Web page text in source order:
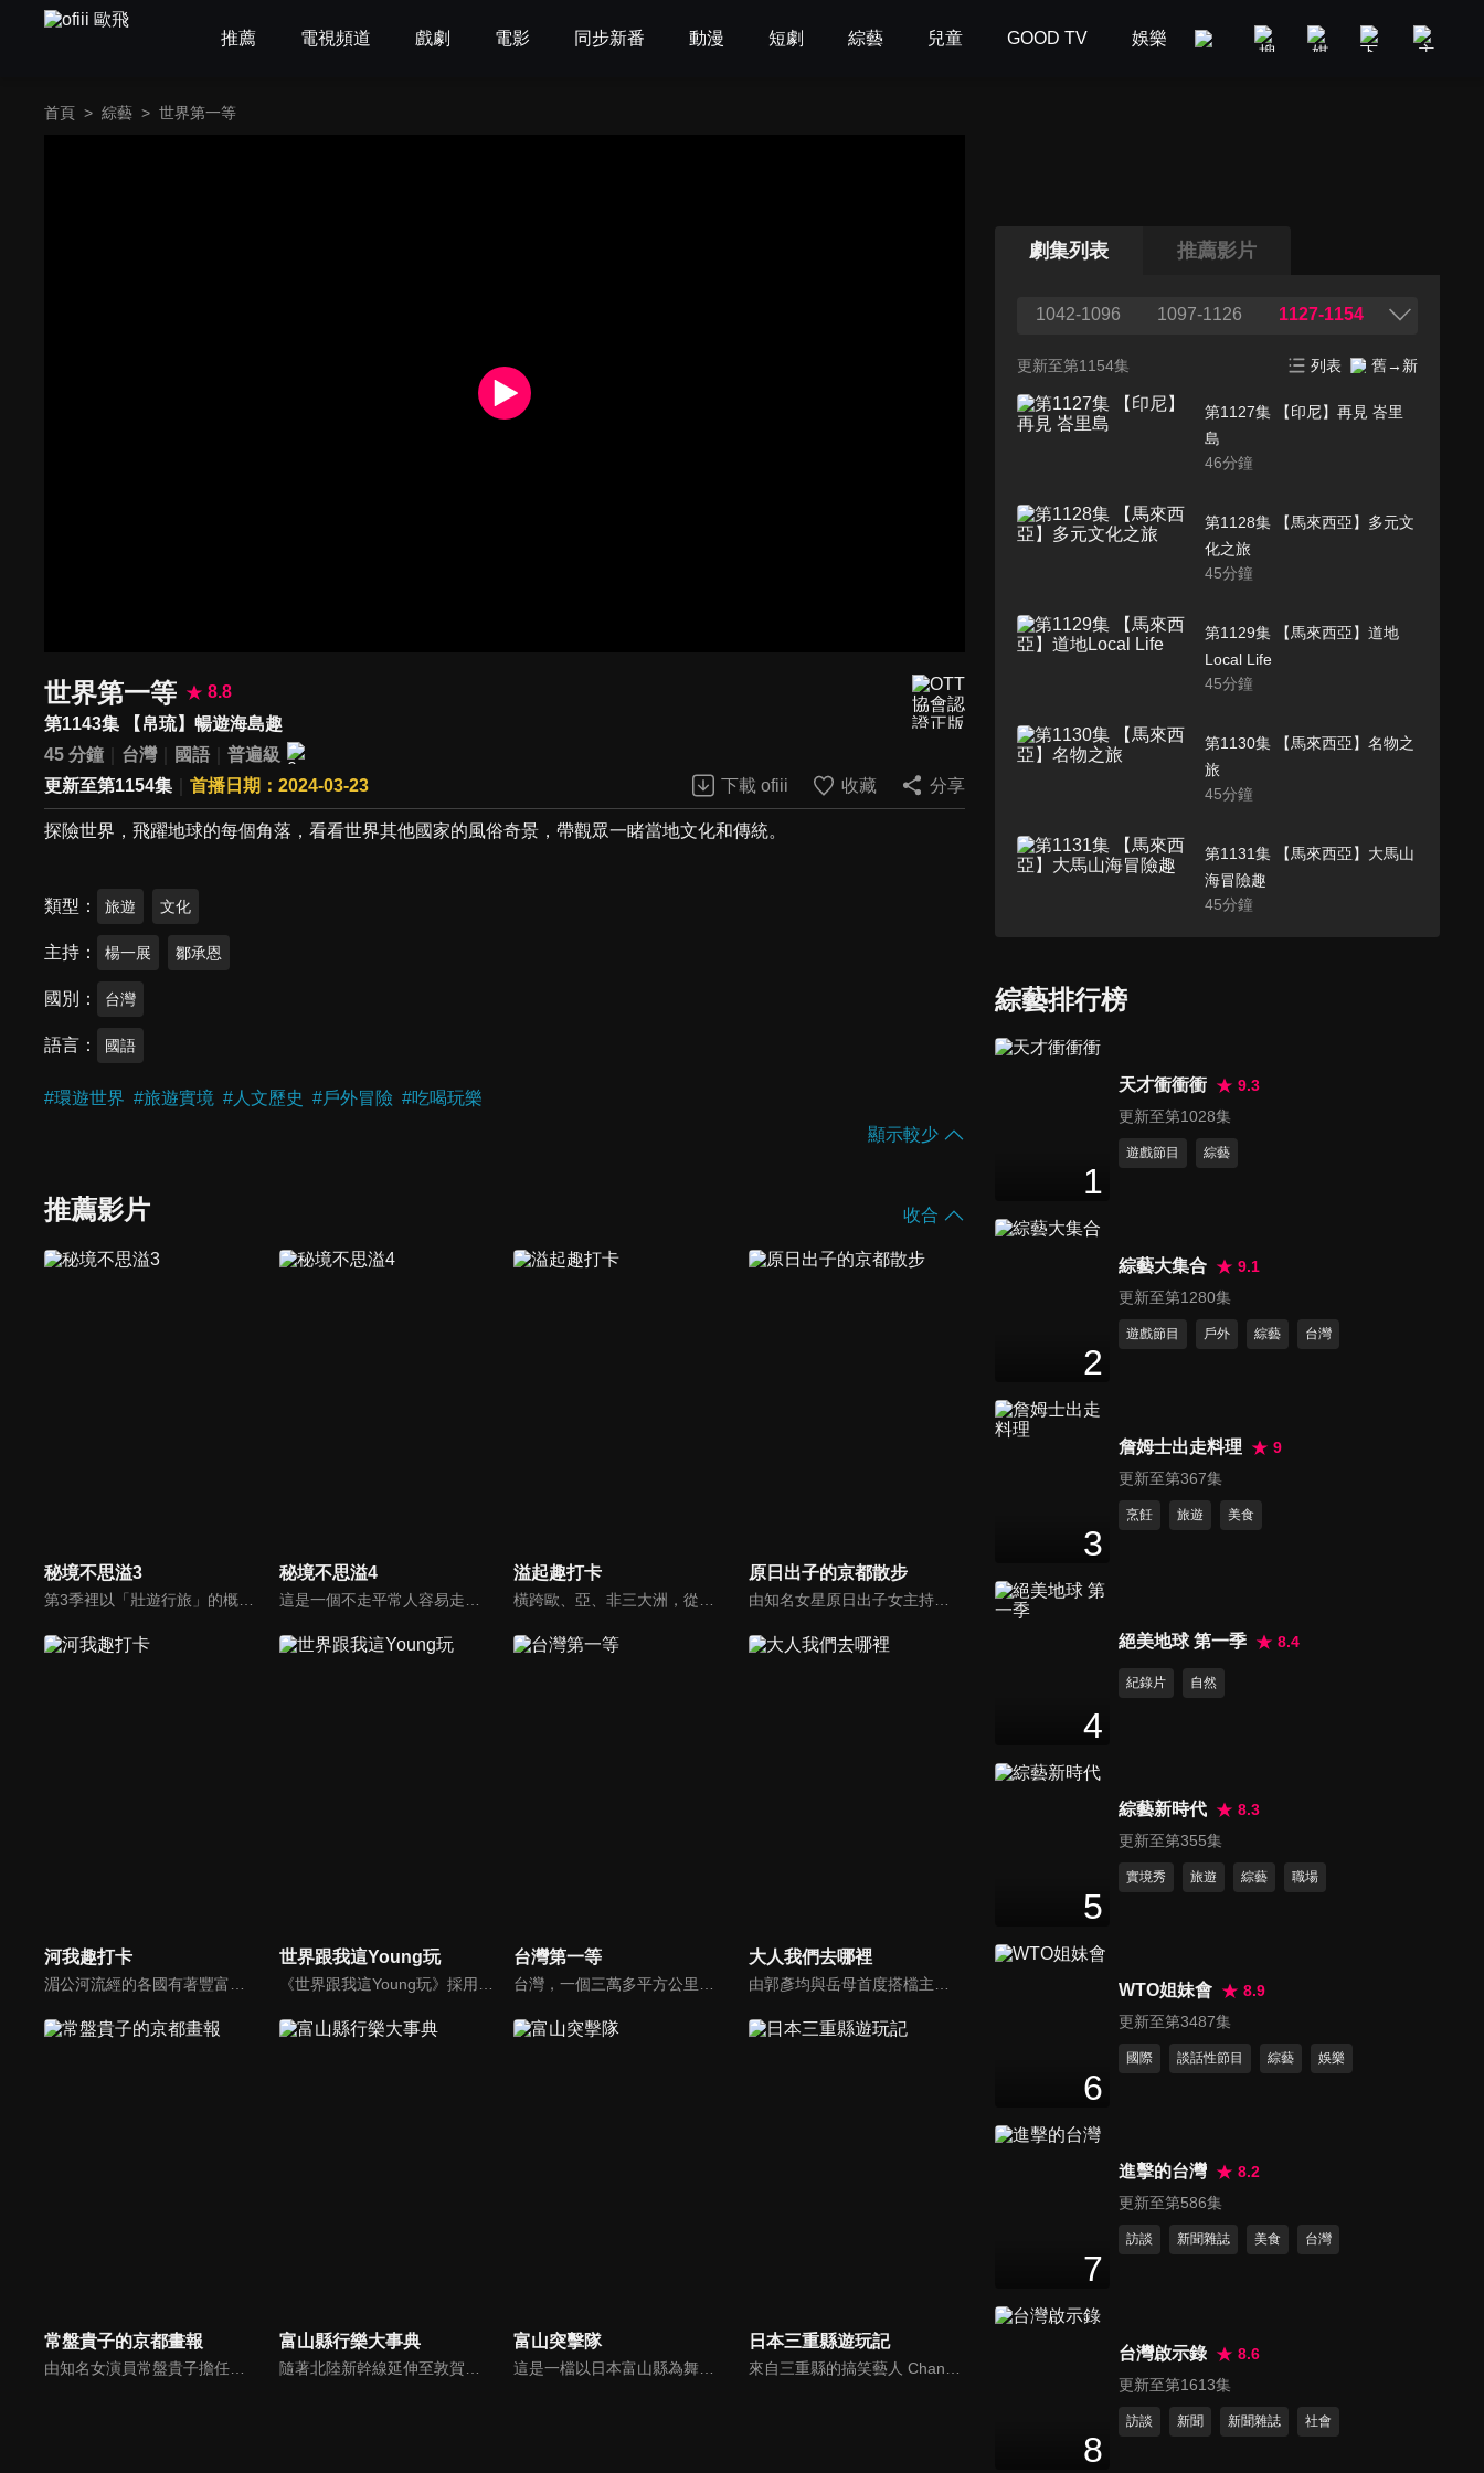
推薦 電視頻道 戲劇 電影 同步新番 動漫 短劇 綜藝 兒童 GOOD TV 娛樂 美食旅遊 新聞政論
首頁 > 綜藝 > 世界第一等
世界第一等
8.8
第1143集 【帛琉】暢遊海島趣
45 分鐘
台灣 國語
普遍級
更新至第1154集
首播日期：2024-03-23 下載 ofiii 收藏 分享
探險世界，飛躍地球的每個角落，看看世界其他國家的風俗奇景，帶觀眾一睹當地文化和傳統。
類型 旅遊 文化
主持 楊一展 鄒承恩
國別 台灣
語言 國語
#環遊世界 #旅遊實境 #人文歷史 #戶外冒險 #吃喝玩樂
顯示較少
推薦影片 收合
秘境不思溢3 秘境不思溢4 溢起趣打卡 原日出子的京都散步
由知名女星原日出子女主持在京都巷弄間的旅行，在京都，街道呈整齊的棋盤格狀，每條街都有獨特的名稱。在節目的每一集，身為演員的原日出子會挑選一條街道造訪，帶領觀眾展開一段發現之旅。節目中展現了她對街道上所遇見事物的獨特觀察與趣味視角。
河我趣打卡 世界跟我這Young玩 台灣第一等 大人我們去哪裡
常盤貴子的京都畫報
由知名女演員常盤貴子擔任主持人，介紹自己在京都喜愛的地方、事物與人物。節目邀請京都研究者、傳統文化與工藝的傳承人、各種料理的名廚，作為日本古都，京都孕育了日本多種基礎文化，如待客之道、傳統美食與各種傳統工藝。本節目不僅展現至今仍在延續的傳統文化，也關注在京都誕生的新潮流。
富山縣行樂大事典
隨著北陸新幹線延伸至敦賀，北陸地區備受矚目，加上《紐約時報》的報導進一步提升了人們對富山的興趣，本節目將深入探索富山縣的魅力。我們將邀請知名 YouTube 頻道「富山的遊樂場！TV」的當地主播——金子奈央、津田奈由子與貞有里沙——一起介紹富山的精彩。此外，還會介紹鄰近縣市的觀光景點。
富山突擊隊
這是一檔以日本富山縣為舞台的外景旅遊節目，由搞笑二人組「なすなかにし（Nasu Nakanishi）」擔任主持。節目透過實地拍攝與當地居民互動，帶來歡笑與感動，同時深入挖掘並重新發現富山的地方魅力。
日本三重縣遊玩記
來自三重縣的搞笑藝人 Chan Kawai 卡哇伊章與助理池山智瑛一起走遍日本。節目中充滿各種有趣的資訊，例如觀光景點與美味料理，都能讓你心動。或許你也能在這裡找到屬於日本的獨特小秘訣？
劇集列表 推薦影片
1042-1096 1097-1126 1127-1154
更新至第1154集 列表 舊→新
第1127集 【印尼】再見 峇里
島
46分鐘
第1128集 【馬來西亞】多元文
化之旅
45分鐘
第1129集 【馬來西亞】道地
Local Life
45分鐘
第1130集 【馬來西亞】名物之
旅
45分鐘
第1131集 【馬來西亞】大馬山
海冒險趣
45分鐘
第1133集 【馬來西亞】大馬深
45分鐘
第1135集 【馬來西亞】海島之
45 分鐘
45分鐘
第1137集 【帛琉】荒島露營記
45
分鐘
第1140集 【帛琉】天堂秘境
凱漾島
Long Stay
第1142集 【海.陸.空玩帛琉】
第1143集 【帛琉】暢遊海島趣
45
第1145集 【菲比尋常浪遊記
呂宋島】
綜藝排行榜
1
天才衝衝衝
9.3
更新至第1028集
遊戲節目 綜藝
2
綜藝大集合
9.1
更新至第1280集
遊戲節目 戶外 綜藝 台灣
3
詹姆士出走料理
9
更新至第367集
烹飪 旅遊 美食
4
絕美地球 第一季 8.4
紀錄片 自然
5
綜藝新時代
8.3
更新至第355集
實境秀 旅遊 綜藝 職場
6
WTO姐妹會
8.9
更新至第3487集
國際 談話性節目 綜藝 娛樂
7
進擊的台灣
8.2
更新至第586集
訪談 新聞雜誌 美食 台灣
8
台灣啟示錄
8.6
更新至第1613集
訪談 新聞 新聞雜誌 社會